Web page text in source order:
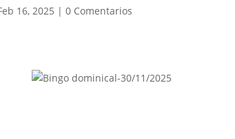
16, 2025 |0 Comentarios